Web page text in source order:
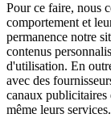
Pour ce faire, nous
comportement et
permanence notre
contenus
d'utilisation. En
avec des
canaux
même leurs services.